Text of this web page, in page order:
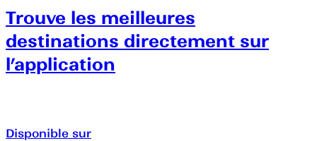
Trouve les meilleures
destinations directement sur
l’application
Disponible sur